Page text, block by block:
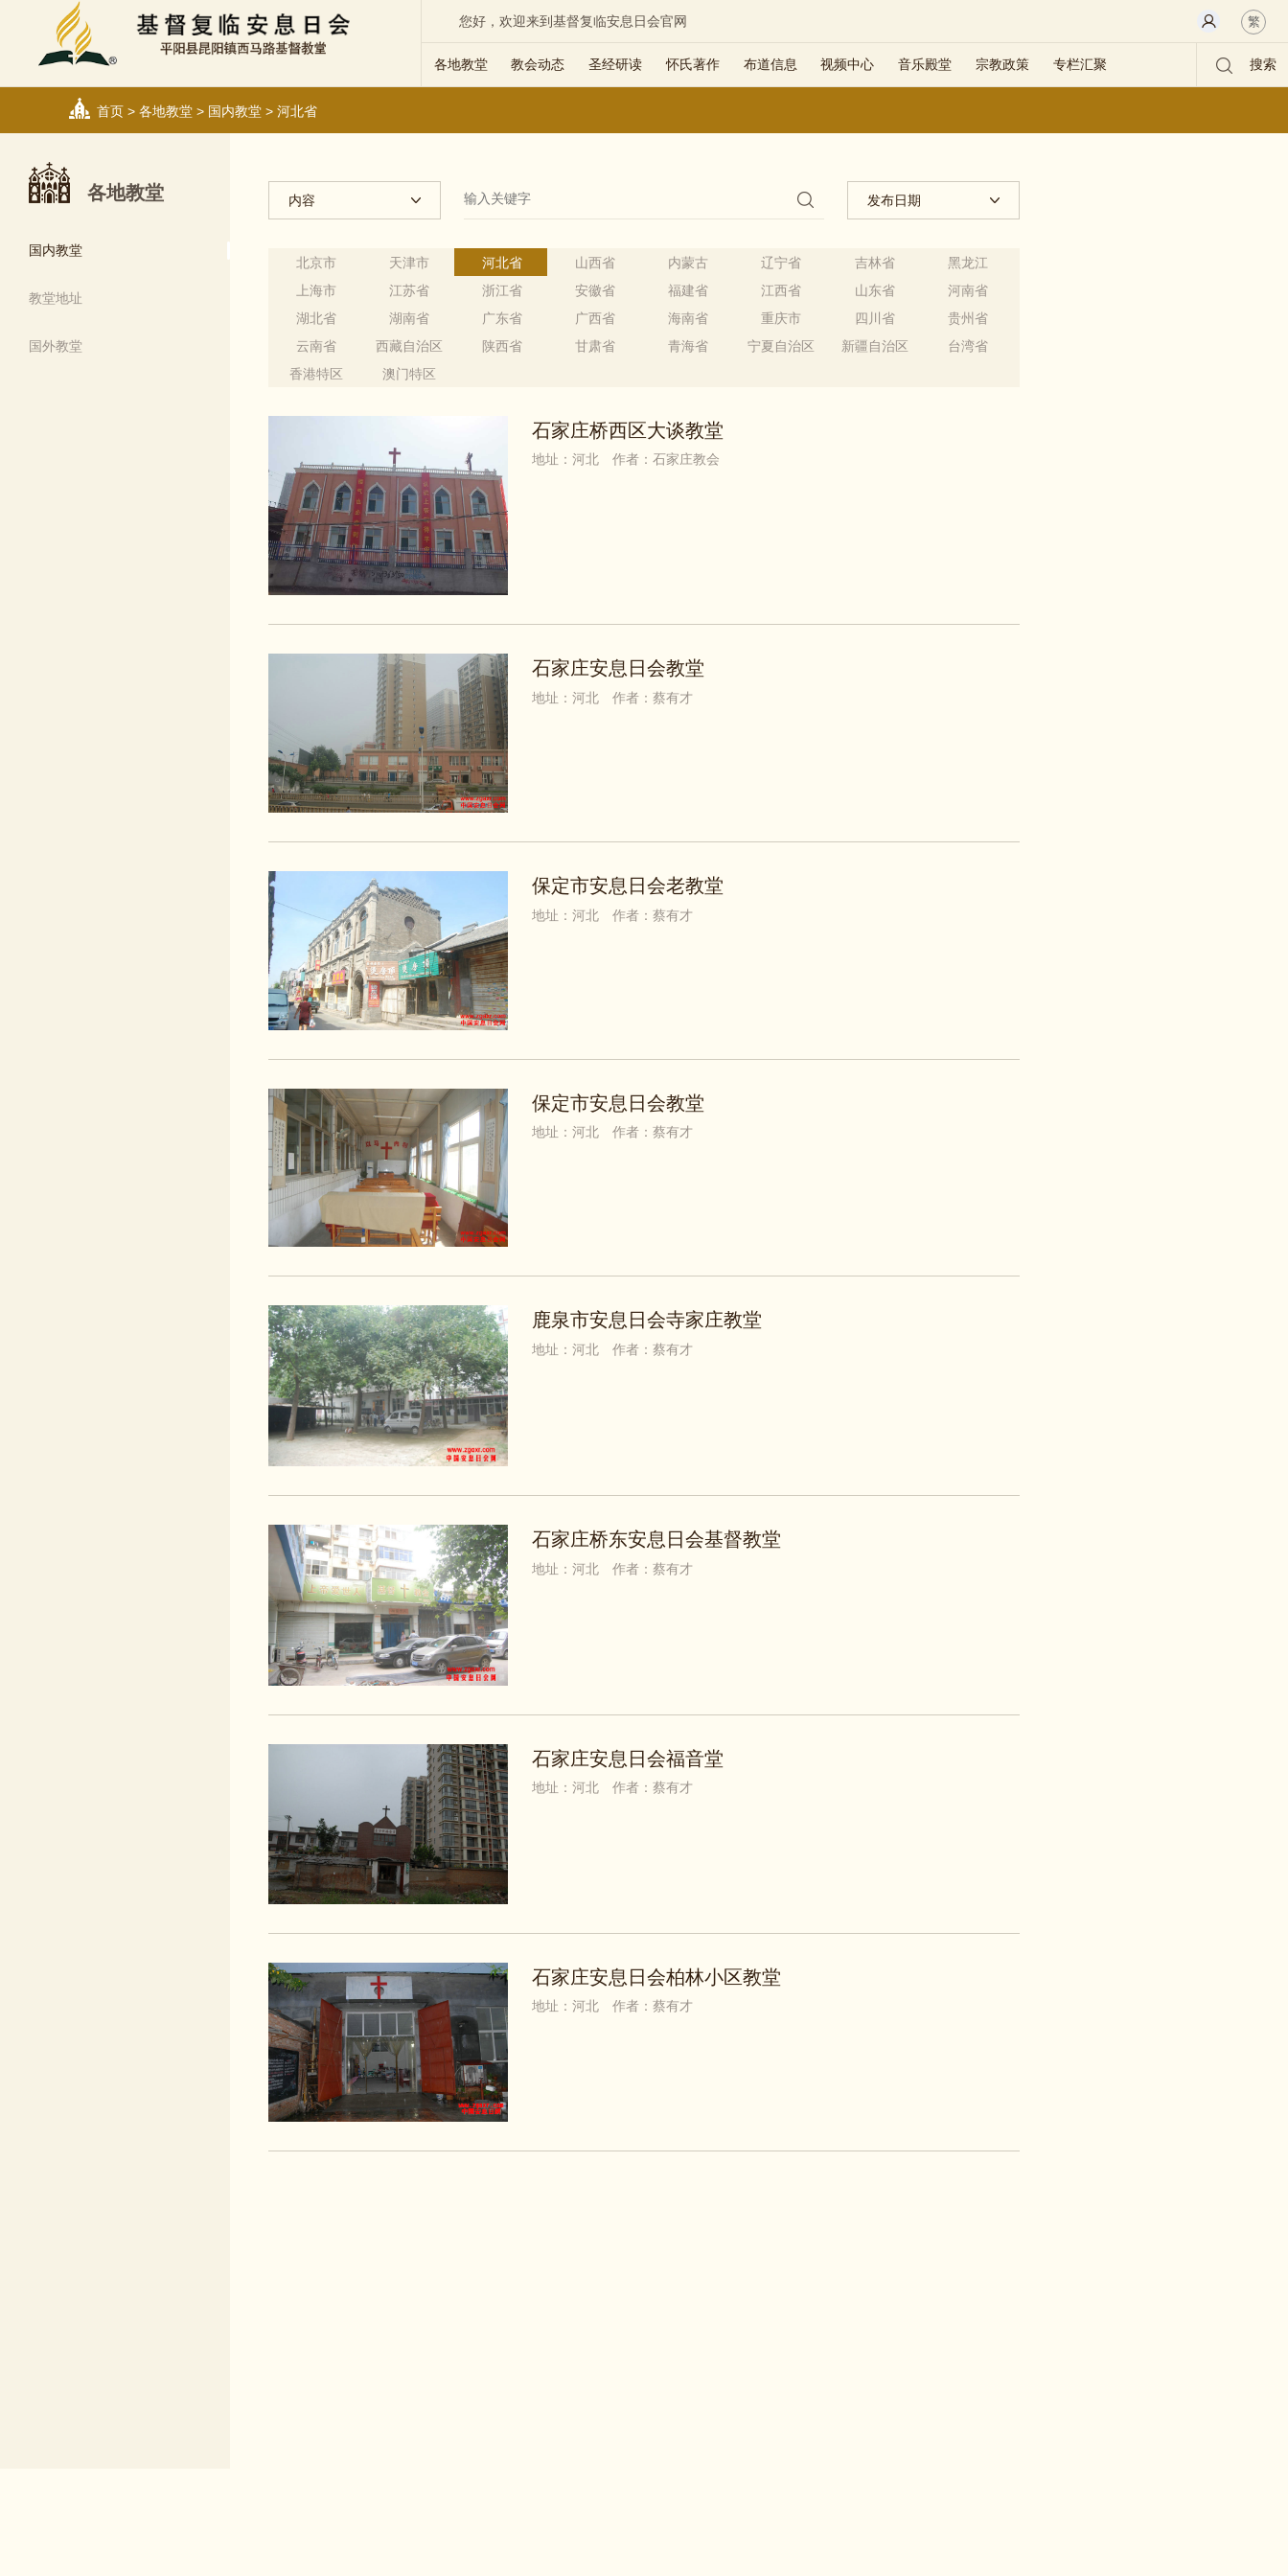
您好，欢迎来到基督复临安息日会官网 繁
各地教堂 教会动态 圣经研读 怀氏著作 布道信息 视频中心 音乐殿堂 宗教政策 专栏汇聚 搜索
首页> 各地教堂> 国内教堂> 河北省
各地教堂
国内教堂
教堂地址
国外教堂
内容 发布日期
北京市 天津市 河北省 山西省 内蒙古 辽宁省 吉林省
黑龙江
上海市
江苏省 浙江省 安徽省 福建省 江西省 山东省
河南省
湖北省
湖南省 广东省 广西省 海南省 重庆市 四川省
贵州省
云南省
西藏自治区 陕西省 甘肃省 青海省 宁夏自治区 新疆自治区
台湾省
香港特区
澳门特区
石家庄桥西区大谈教堂
地址：河北 作者：石家庄教会
石家庄安息日会教堂
地址：河北 作者：蔡有才
保定市安息日会老教堂
地址：河北 作者：蔡有才
保定市安息日会教堂
地址：河北 作者：蔡有才
鹿泉市安息日会寺家庄教堂
地址：河北 作者：蔡有才
石家庄桥东安息日会基督教堂
地址：河北 作者：蔡有才
石家庄安息日会福音堂
地址：河北 作者：蔡有才
石家庄安息日会柏林小区教堂
地址：河北 作者：蔡有才